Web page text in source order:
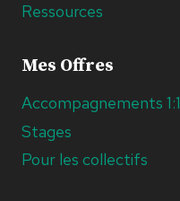
Ressources
Mes Offres
Accompagnements 1:1
Stages
Pour les collectifs